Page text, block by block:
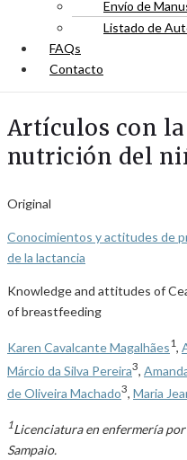
Envío de
Listado de
FAQs
Contacto
Artículos con
nutrición del
Original
Conocimientos y actitudes de
de la lactancia
Knowledge and attitudes of
of breastfeeding
Karen Cavalcante Magalhães1,
Márcio da Silva Pereira3
de Oliveira Machado3, Maria
1Licenciatura en enfermería
Sampaio.